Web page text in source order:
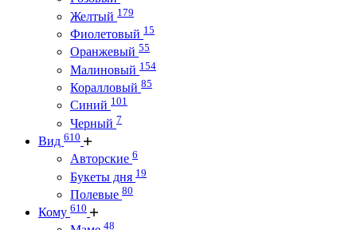
Желтый 179
Фиолетовый 15
Оранжевый 55
Малиновый 154
Коралловый 85
Синий 101
Черный 7
Вид 610
Авторские 6
Букеты дня 19
Полевые 80
Кому 610
48